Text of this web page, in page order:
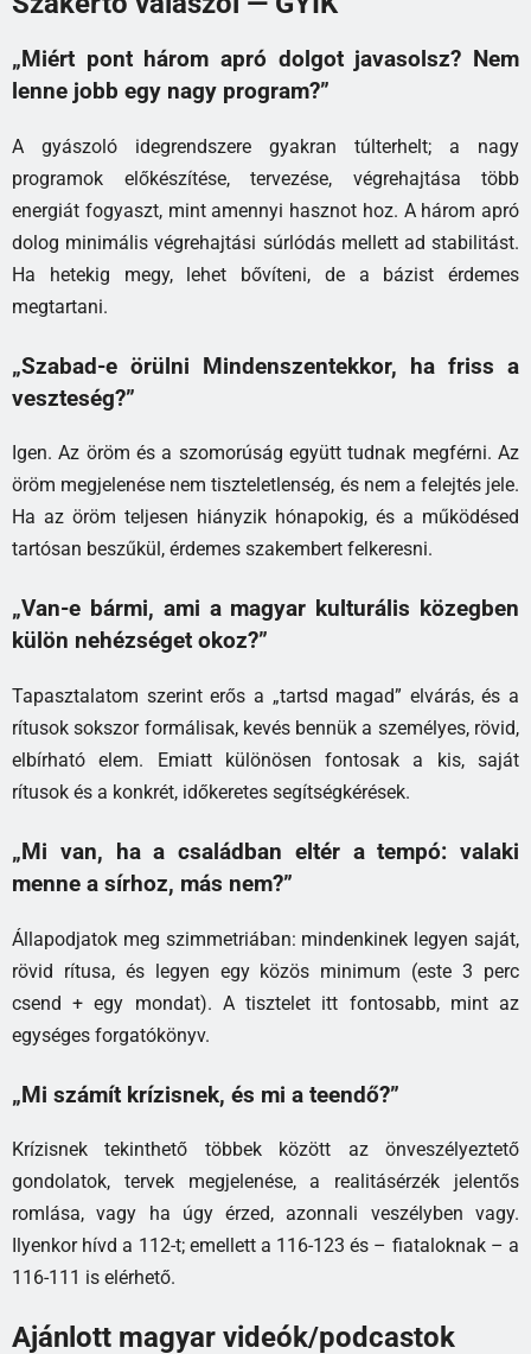
„Miért pont három apró dolgot javasolsz? Nem
lenne jobb egy nagy program?”
A gyászoló idegrendszere gyakran túlterhelt; a nagy
programok előkészítése, tervezése, végrehajtása több
energiát fogyaszt, mint amennyi hasznot hoz. A három apró
dolog minimális végrehajtási súrlódás mellett ad stabilitást.
Ha hetekig megy, lehet bővíteni, de a bázist érdemes
megtartani.
„Szabad-e örülni Mindenszentekkor, ha friss a
veszteség?”
Igen. Az öröm és a szomorúság együtt tudnak megférni. Az
öröm megjelenése nem tiszteletlenség, és nem a felejtés jele.
Ha az öröm teljesen hiányzik hónapokig, és a működésed
tartósan beszűkül, érdemes szakembert felkeresni.
„Van-e bármi, ami a magyar kulturális közegben
külön nehézséget okoz?”
Tapasztalatom szerint erős a „tartsd magad” elvárás, és a
rítusok sokszor formálisak, kevés bennük a személyes, rövid,
elbírható elem. Emiatt különösen fontosak a kis, saját
rítusok és a konkrét, időkeretes segítségkérések.
„Mi van, ha a családban eltér a tempó: valaki
menne a sírhoz, más nem?”
Állapodjatok meg szimmetriában: mindenkinek legyen saját,
rövid rítusa, és legyen egy közös minimum (este 3 perc
csend + egy mondat). A tisztelet itt fontosabb, mint az
egységes forgatókönyv.
„Mi számít krízisnek, és mi a teendő?”
Krízisnek tekinthető többek között az önveszélyeztető
gondolatok, tervek megjelenése, a realitásérzék jelentős
romlása, vagy ha úgy érzed, azonnali veszélyben vagy.
Ilyenkor hívd a 112-t; emellett a 116-123 és – fiataloknak – a
116-111 is elérhető.
Ajánlott magyar videók/podcastok